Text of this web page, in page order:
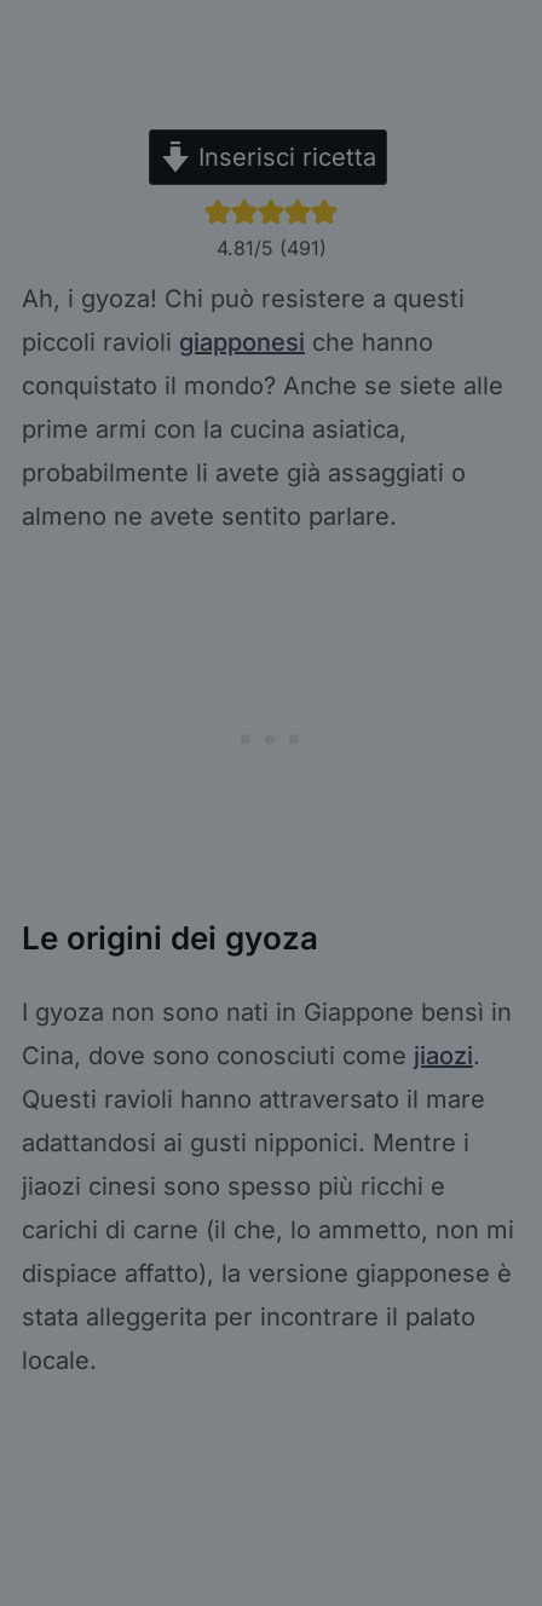
Inserisci ricetta
4.81/5 (491)
Ah, i gyoza! Chi può resistere a questi
piccoli ravioli giapponesi che hanno
conquistato il mondo? Anche se siete alle
prime armi con la cucina asiatica,
probabilmente li avete già assaggiati o
almeno ne avete sentito parlare.
Le origini dei gyoza
I gyoza non sono nati in Giappone bensì in
Cina, dove sono conosciuti come jiaozi.
Questi ravioli hanno attraversato il mare
adattandosi ai gusti nipponici. Mentre i
jiaozi cinesi sono spesso più ricchi e
carichi di carne (il che, lo ammetto, non mi
dispiace affatto), la versione giapponese è
stata alleggerita per incontrare il palato
locale.